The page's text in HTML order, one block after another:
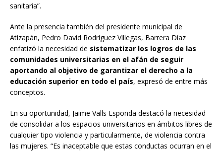
sanitaria”.
Ante la presencia también del presidente municipal de
Atizapán, Pedro David Rodríguez Villegas, Barrera Díaz
enfatizó la necesidad de sistematizar los logros de las
comunidades universitarias en el afán de seguir
aportando al objetivo de garantizar el derecho a la
educación superior en todo el país, expresó de entre más
conceptos.
En su oportunidad, Jaime Valls Esponda destacó la necesidad
de consolidar a los espacios universitarios en ámbitos libres de
cualquier tipo violencia y particularmente, de violencia contra
las mujeres. “Es inaceptable que estas conductas ocurran en el